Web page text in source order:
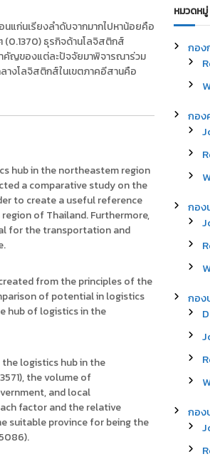
แก่นเรียงลำดับจากมากไปหาน้อยคือ
(0.1370) ธุรกิจด้านโลจิสติกส์
คัญของแต่ละปัจจัยมาพิจารณาร่วม
างโลจิสติกส์ในเขตภาคอีสานคือ
hub in the northeastem region
a comparative study on the
to create a useful reference
of Thailand. Furthermore,
for the transportation and
from the principles of the
of potential in logistics
hub of logistics in the
logistics hub in the
the volume of
and local
factor and the relative
suitable province for being the
r
c
f
หมวดหมู่
กอง
กอ
กอง
กอง
กอง